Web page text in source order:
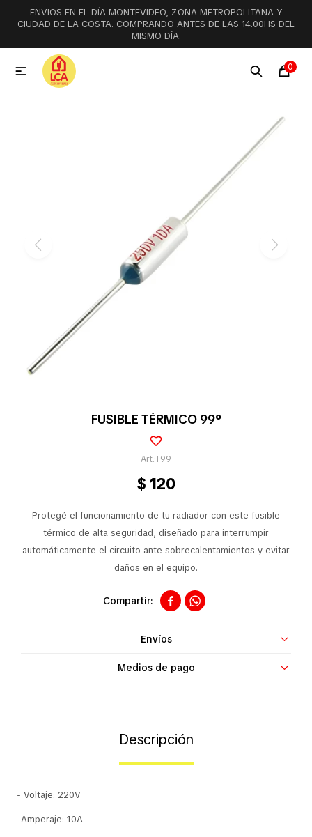
ENVIOS EN EL DÍA MONTEVIDEO, ZONA METROPOLITANA Y
CIUDAD DE LA COSTA. COMPRANDO ANTES DE LAS 14.00HS DEL
MISMO DÍA.
0

FUSIBLE TÉRMICO 99°
T99
$ 120
Protegé el funcionamiento de tu radiador con este fusible
térmico de alta seguridad, diseñado para interrumpir
automáticamente el circuito ante sobrecalentamientos y evitar
daños en el equipo.
 
Envíos
Medios de pago
Descripción
- Voltaje: 220V
- Amperaje: 10A
MI CUENTA
Menú
Refrigeración
Pequeños electrodomésticos
Limpieza vehícular